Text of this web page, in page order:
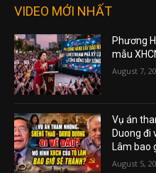
VIDEO MỚI NHẤT
Phương
mẫu
August 7,
Vụ án
Duong đi
Lâm bao
August 5,